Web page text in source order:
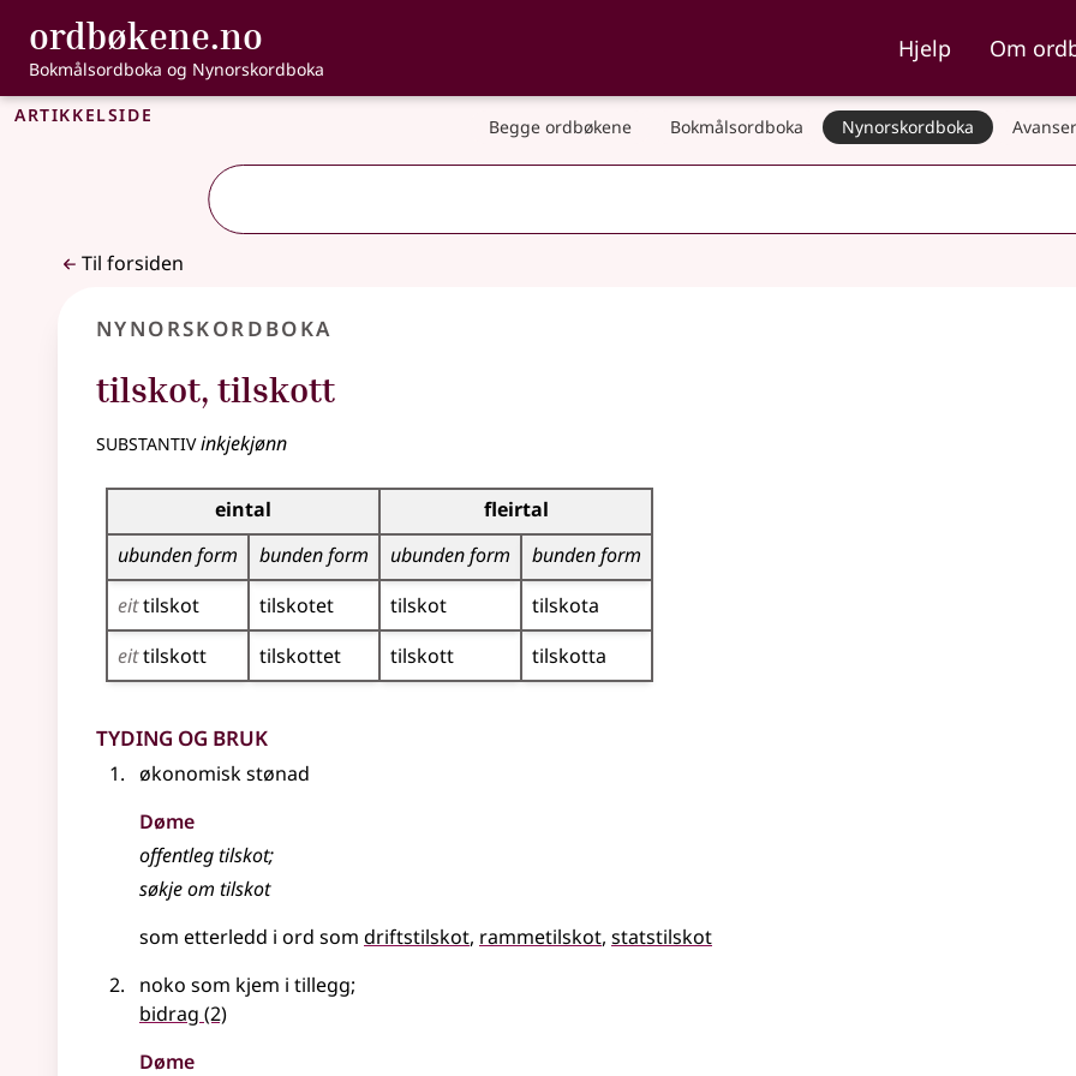
Gå til hovedinnhold
Tilgjengelighet
ordbøkene.no , Bokmålsordboka og Nynorskordboka
Bokmålsordboka og Nynorskordboka
Hjelp Om
Artikkelside Begge ordbøkene Bokmålsordboka Nynorskordboka
Til forsiden
Nynorskordboka
tilskot, tilskott
substantivinkjekjønn
Bøyningstabell for dette substantivet
eintal
fleirtal
ubunden form
bunden form ubunden form
bunden form
eittilskot tilskotet tilskot
tilskota
eittilskott tilskottet tilskott tilskotta
Tyding og bruk
økonomisk stønad
Døme
offentlegtilskot;
søkje om tilskot
som etterledd i ord som driftstilskot rammetilskot statstilskot
noko som kjem i tillegg;
bidrag (2)
Døme